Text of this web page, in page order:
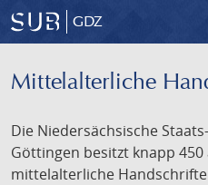
GDZ
Mittelalterliche
Die Niedersächsische
Göttingen besitzt knapp
mittelalterliche